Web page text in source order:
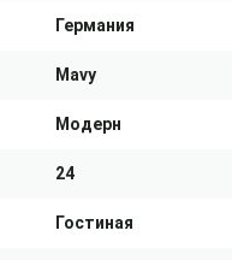
Германия
Mavy
Модерн
24
Гостиная